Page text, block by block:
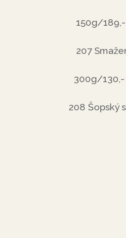
150g/189,-
207
300g/130,-
208 Šopský